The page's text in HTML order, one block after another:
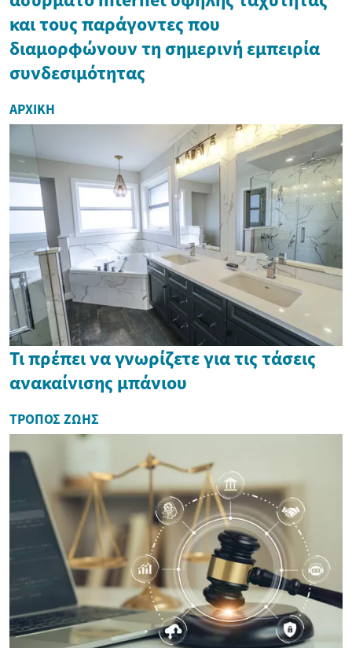
και τους παράγοντες που
διαμορφώνουν τη σημερινή εμπειρία
συνδεσιμότητας
ΑΡΧΙΚΉ
Τι πρέπει να γνωρίζετε για τις τάσεις
ανακαίνισης μπάνιου
ΤΡΌΠΟΣ ΖΩΉΣ